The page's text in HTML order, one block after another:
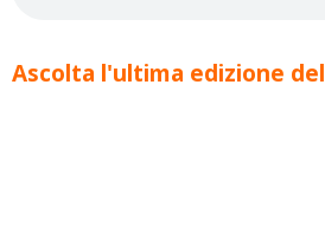
Ascolta l'ultima edizione